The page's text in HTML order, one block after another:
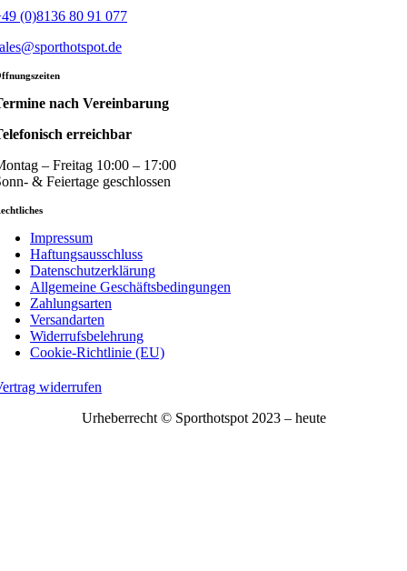
(0)8136 80 91 077
nach Vereinbarung
erreichbar
– Freitag 10:00 – 17:00
& Feiertage geschlossen
Impressum
Haftungsausschluss
Datenschutzerklärung
Allgemeine Geschäftsbedingungen
Zahlungsarten
Versandarten
Widerrufsbelehrung
Cookie-Richtlinie (EU)
widerrufen
Urheberrecht © Sporthotspot 2023 – heute